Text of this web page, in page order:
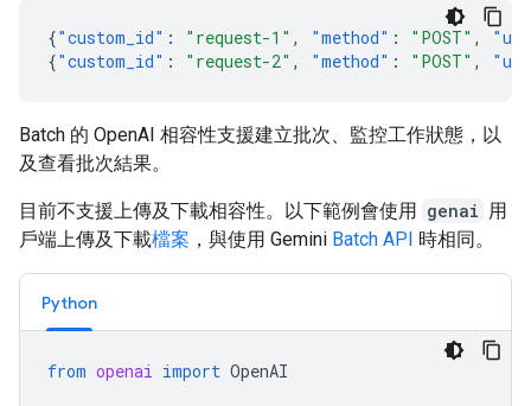
{"custom_id" : "request-1" , "method" : "POST" ,
{"custom_id" : "request-2" , "method" : "POST" ,
Batch 的 OpenAI 相容性支援建立批次、監控工作狀態，以
及查看批次結果。
目前不支援上傳及下載相容性。以下範例會使用 genai 用
戶端上傳及下載檔案 ，與使用 Gemini Batch API 時相同。
Python
from openai import OpenAI